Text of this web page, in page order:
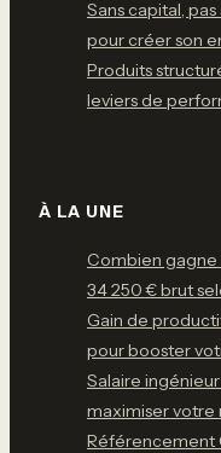
Sans capital,
pour créer son
Produits
leviers de
À LA UNE
Combien
34 250 € brut
Gain de
pour booster
Salaire
maximiser votre
Référencement